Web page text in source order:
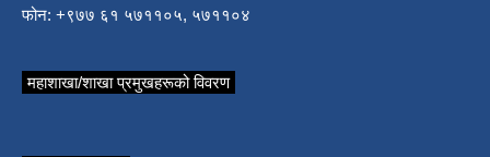
फोन: +९७७ ६१ ५७११०५, ५७११०४
महाशाखा/शाखा प्रमुखहरूको विवरण